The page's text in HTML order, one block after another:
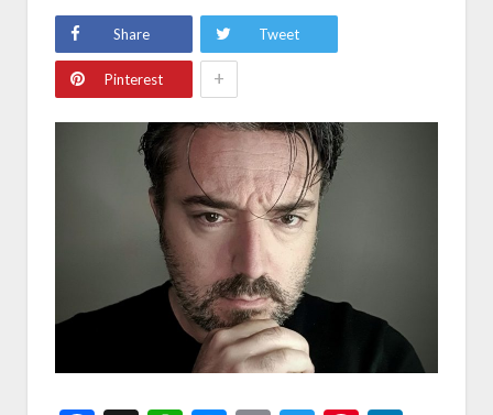
Share Tweet
Pinterest +